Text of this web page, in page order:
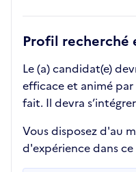
Profil recherché
Le (a) candidat(e)
efficace et animé
fait. Il devra
Vous disposez d'au
d'expérience dans